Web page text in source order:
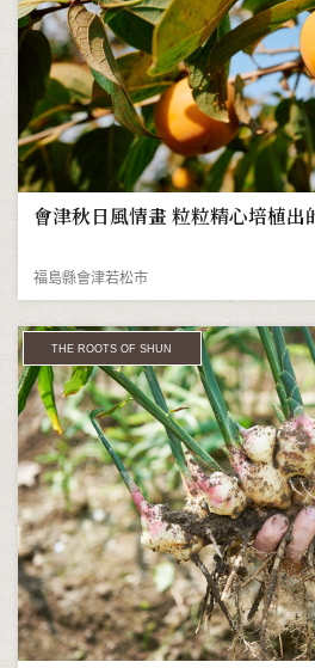
會津秋日風情畫 粒粒精心培植出
福島縣會津若松市
THE ROOTS OF SHUN